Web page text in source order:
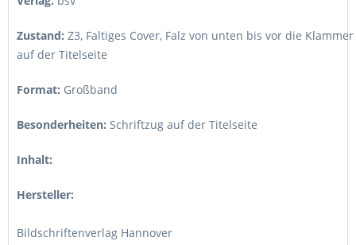
Zustand: Z3, Faltiges Cover, Falz von unten bis vor die
auf der Titelseite
Format: Großband
Besonderheiten: Schriftzug auf der Titelseite
Inhalt:
Hersteller:
Bildschriftenverlag Hannover